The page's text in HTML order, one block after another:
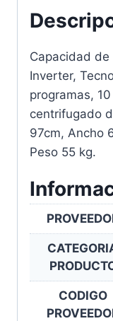
Capacidad
Inverter,
programas,
centrifugado
97cm, Ancho
Peso 55 kg.
CODIGO